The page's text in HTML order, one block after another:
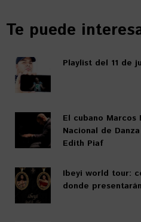
Te puede
Playlist del 11 de
El cubano Marcos
Nacional de
Edith Piaf
Ibeyi world tour:
donde